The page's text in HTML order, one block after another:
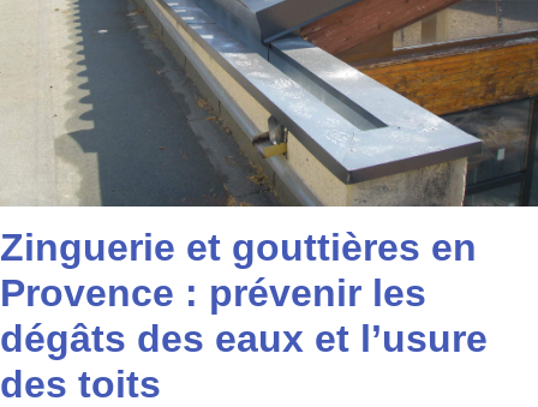
Zinguerie et gouttières en
Provence : prévenir les
dégâts des eaux et l’usure
des toits